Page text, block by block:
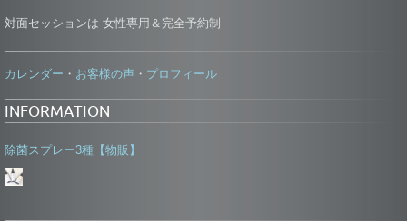
対面セッションは 女性専用＆完全予約制
カレンダー ・ お客様の声 ・ プロフィール
INFORMATION
除菌スプレー3種【物販】